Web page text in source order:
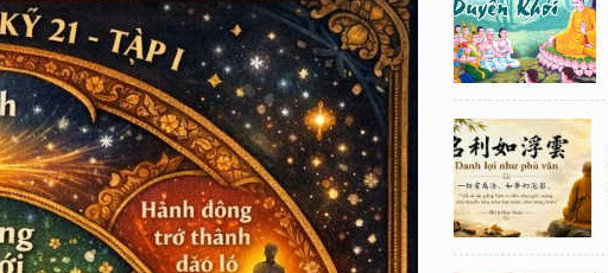
HOA NGHIÊM THẾ KỶ 21 Tập I: CHƯƠNG 8 —
Nghệ thuật nhìn bằng mắt pháp giới
HOA NGHIÊM THẾ KỶ 21 Tập I: CHƯƠNG 9 —
Khi ngôn ngữ trở thành ánh sáng
HOA NGHIÊM THẾ KỶ 21 Tập I: CHƯƠNG 10
— Khi hành động trở thành đạo lộ
HOA NGHIÊM THẾ KỶ 21 Tập I: CHƯƠNG 11